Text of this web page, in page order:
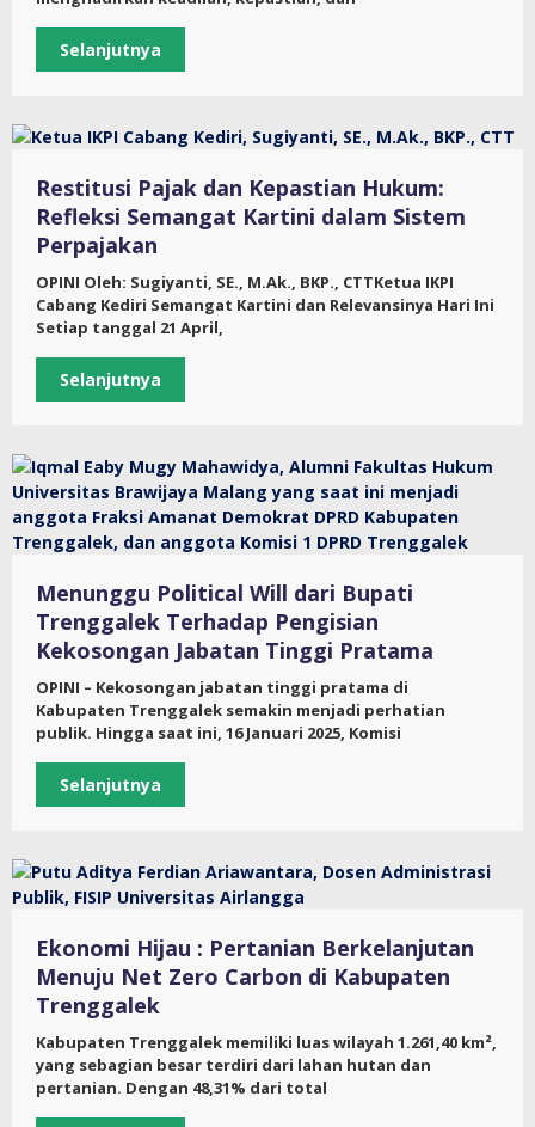
Selanjutnya
Restitusi Pajak dan Kepastian Hukum:
Refleksi Semangat Kartini dalam Sistem
Perpajakan
OPINI Oleh: Sugiyanti, SE., M.Ak., BKP., CTTKetua IKPI
Cabang Kediri Semangat Kartini dan Relevansinya Hari Ini
Setiap tanggal 21 April,
Selanjutnya
Menunggu Political Will dari Bupati
Trenggalek Terhadap Pengisian
Kekosongan Jabatan Tinggi Pratama
OPINI – Kekosongan jabatan tinggi pratama di
Kabupaten Trenggalek semakin menjadi perhatian
publik. Hingga saat ini, 16 Januari 2025, Komisi
Selanjutnya
Ekonomi Hijau : Pertanian Berkelanjutan
Menuju Net Zero Carbon di Kabupaten
Trenggalek
Kabupaten Trenggalek memiliki luas wilayah 1.261,40 km²,
yang sebagian besar terdiri dari lahan hutan dan
pertanian. Dengan 48,31% dari total